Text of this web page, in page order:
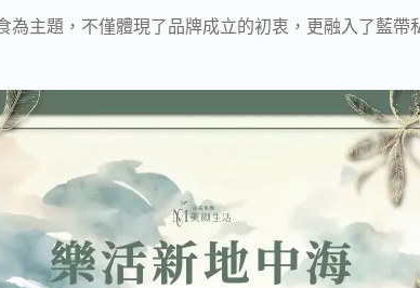
主題，不僅體現了品牌成立的初衷，更融入了藍